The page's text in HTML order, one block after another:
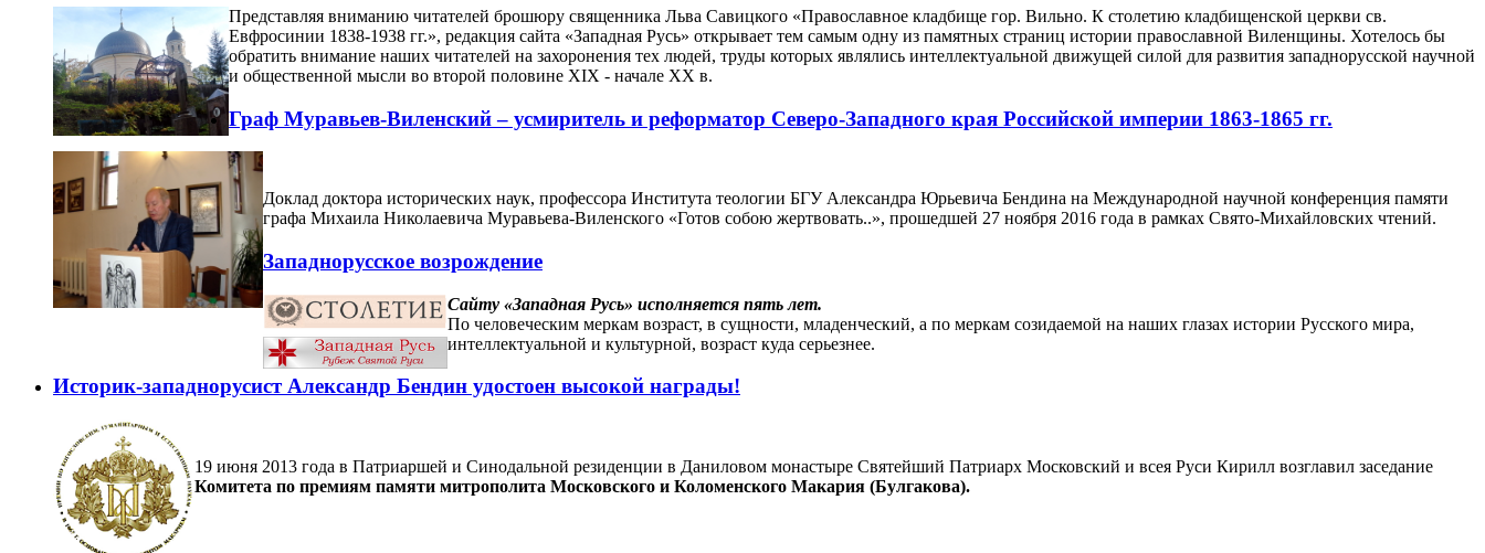
Представляя вниманию читателей брошюру священника Льва Савицкого «Православное кладбище гор. Вильно. К столетию кладбищенской церкви св.
Евфросинии 1838-1938 гг.», редакция сайта «Западная Русь» открывает тем самым одну из памятных страниц истории православной Виленщины. Хотелось бы
обратить внимание наших читателей на захоронения тех людей, труды которых являлись интеллектуальной движущей силой для развития западнорусской научной
и общественной мысли во второй половине XIX - начале XX в.
Граф Муравьев-Виленский – усмиритель и реформатор Северо-Западного края Российской империи 1863-1865 гг.
Доклад доктора исторических наук, профессора Института теологии БГУ Александра Юрьевича Бендина на Международной научной конференция памяти
графа Михаила Николаевича Муравьева-Виленского «Готов собою жертвовать..», прошедшей 27 ноября 2016 года в рамках Свято-Михайловских чтений.
Западнорусское возрождение
Сайту «Западная Русь» исполняется пять лет.
По человеческим меркам возраст, в сущности, младенческий, а по меркам созидаемой на наших глазах истории Русского мира,
интеллектуальной и культурной, возраст куда серьезнее.
Историк-западнорусист Александр Бендин удостоен высокой награды!
19 июня 2013 года в Патриаршей и Синодальной резиденции в Даниловом монастыре Святейший Патриарх Московский и всея Руси Кирилл возглавил заседание
Комитета по премиям памяти митрополита Московского и Коломенского Макария (Булгакова).